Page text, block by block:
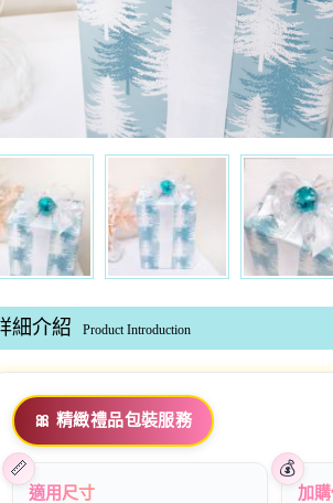
細介紹 Product Introduction
🎀 精緻禮品包裝服務
適用尺寸 加